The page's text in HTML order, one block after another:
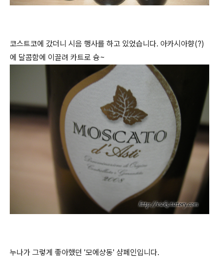
코스트코에 갔더니 시음 행사를 하고 있었습니다. 아카시아향(?)
에 달콤함에 이끌려 카트로 슝~
누나가 그렇게 좋아했던 '모에샹동' 샴페인입니다.